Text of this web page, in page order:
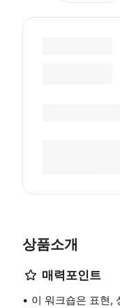
상품소개
매력포인트
이 워크숍은 표현,